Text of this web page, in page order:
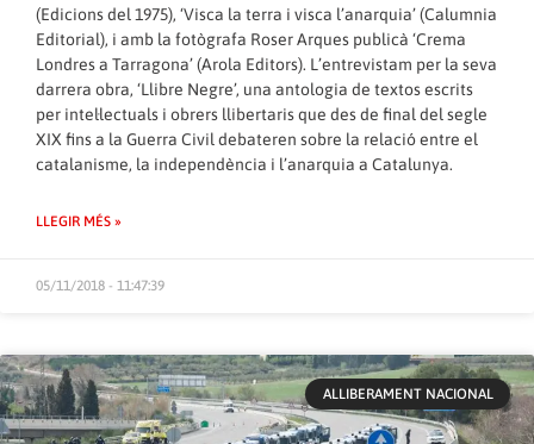
(Edicions del 1975), ‘Visca la terra i visca l’anarquia’ (Calumnia
Editorial), i amb la fotògrafa Roser Arques publicà ‘Crema
Londres a Tarragona’ (Arola Editors). L’entrevistam per la seva
darrera obra, ‘Llibre Negre’, una antologia de textos escrits
per intel·lectuals i obrers llibertaris que des de final del segle
XIX fins a la Guerra Civil debateren sobre la relació entre el
catalanisme, la independència i l’anarquia a Catalunya.
LLEGIR MÉS »
05/11/2018 - 11:47:39
ALLIBERAMENT NACIONAL